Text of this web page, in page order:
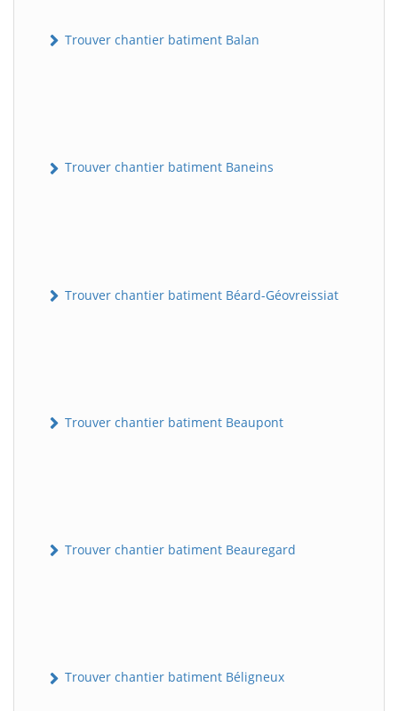
Trouver chantier batiment Balan
Trouver chantier batiment Baneins
Trouver chantier batiment Béard-Géovreissiat
Trouver chantier batiment Beaupont
Trouver chantier batiment Beauregard
Trouver chantier batiment Béligneux